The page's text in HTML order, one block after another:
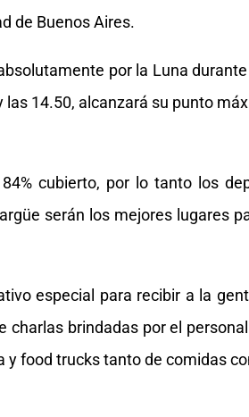
de Buenos Aires.
por la Luna
14.50, alcanzará su punto
cubierto, por lo tanto los
serán los mejores lugares
especial para recibir a la
brindadas por el
food trucks tanto de comidas